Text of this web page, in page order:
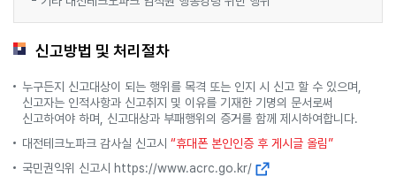
신고방법 및 처리절차
누구든지 신고대상이 되는 행위를 목격 또는 인지 시 신고 할 수 있으며,
신고자는 인적사항과 신고취지 및 이유를 기재한 기명의 문서로써
신고하여야 하며, 신고대상과 부패행위의 증거를 함께 제시하여합니다.
대전테크노파크 감사실 신고시 “휴대폰 본인인증 후 게시글 올림”
국민권익위 신고시 https://www.acrc.go.kr/